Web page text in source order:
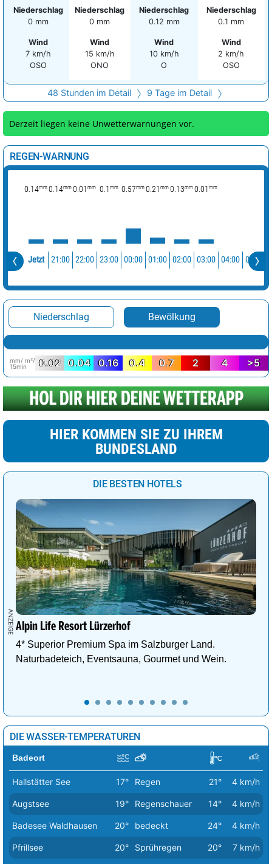
Niederschlag
0 mm
Wind
7 km/h
OSO
Niederschlag
0 mm
Wind
15 km/h
ONO
Niederschlag
0.12 mm
Wind
10 km/h
O
Niederschlag
0.1 mm
Wind
2 km/h
OSO
48 Stunden im Detail 9 Tage im Detail
Derzeit liegen keine Unwetterwarnungen vor.
REGEN-WARNUNG
0.14mm 0.14mm 0.01 mm 0.1 mm 0.57mm 0.21 mm 0.13mm 0.01 mm
Jetzt 21:00 22:00 23:00 00:00 01:00 02:00 03:00 04:00 05:00
Niederschlag Bewölkung
mm/ m²/
15min
0.02 0.04 0.16 0.4 0.7 2 4 >5
HIER KOMMEN SIE ZU IHREM
BUNDESLAND
DIE BESTEN HOTELS
Alpin Life Resort Lürzerhof
4* Superior Premium Spa im Salzburger Land.
Naturbadeteich, Eventsauna, Gourmet und Wein.
DIE WASSER-TEMPERATUREN
Badeort
Hallstätter See 17° Regen 21° 4 km/h
Augstsee 19° Regenschauer 14° 4 km/h
Badesee Waldhausen 20° bedeckt 24° 4 km/h
Pfrillsee 20° Sprühregen 20° 7 km/h